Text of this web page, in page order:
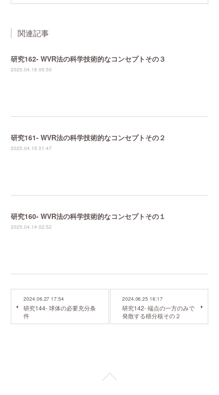
関連記事
研究162- WVR法の科学技術的なコンセプトその３
2025.04.16 05:50
研究161- WVR法の科学技術的なコンセプトその２
2025.04.15 01:47
研究160- WVR法の科学技術的なコンセプトその１
2025.04.14 02:52
2024.06.27 17:54
研究144- 球体の必要充分条
件
2024.06.25 16:17
研究142- 端点の一方のみで
発散する積分核その２